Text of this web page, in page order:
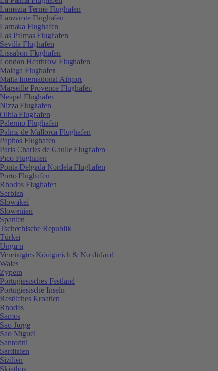
Lamezia Terme Flughafen
Lanzarote Flughafen
Larnaka Flughafen
Las Palmas Flughafen
Sevilla Flughafen
Lissabon Flughafen
London Heathrow Flughafen
Malaga Flughafen
Malta International Airport
Marseille Provence Flughafen
Neapel Flughafen
Nizza Flughafen
Olbia Flughafen
Palermo Flughafen
Palma de Mallorca Flughafen
Paphos Flughafen
Paris Charles de Gaulle Flughafen
Pico Flughafen
Ponta Delgada Nordela Flughafen
Porto Flughafen
Rhodos Flughafen
Serbien
Slowakei
Slowenien
Spanien
Tschechische Republik
Türkei
Ungarn
Vereinigtes Königreich & Nordirland
Wales
Zypern
Portugiesisches Festland
Portugiesische Inseln
Restliches Kroatien
Rhodos
Samos
Sao Jorge
Sao Miguel
Santorini
Sardinien
Sizilien
Skiathos